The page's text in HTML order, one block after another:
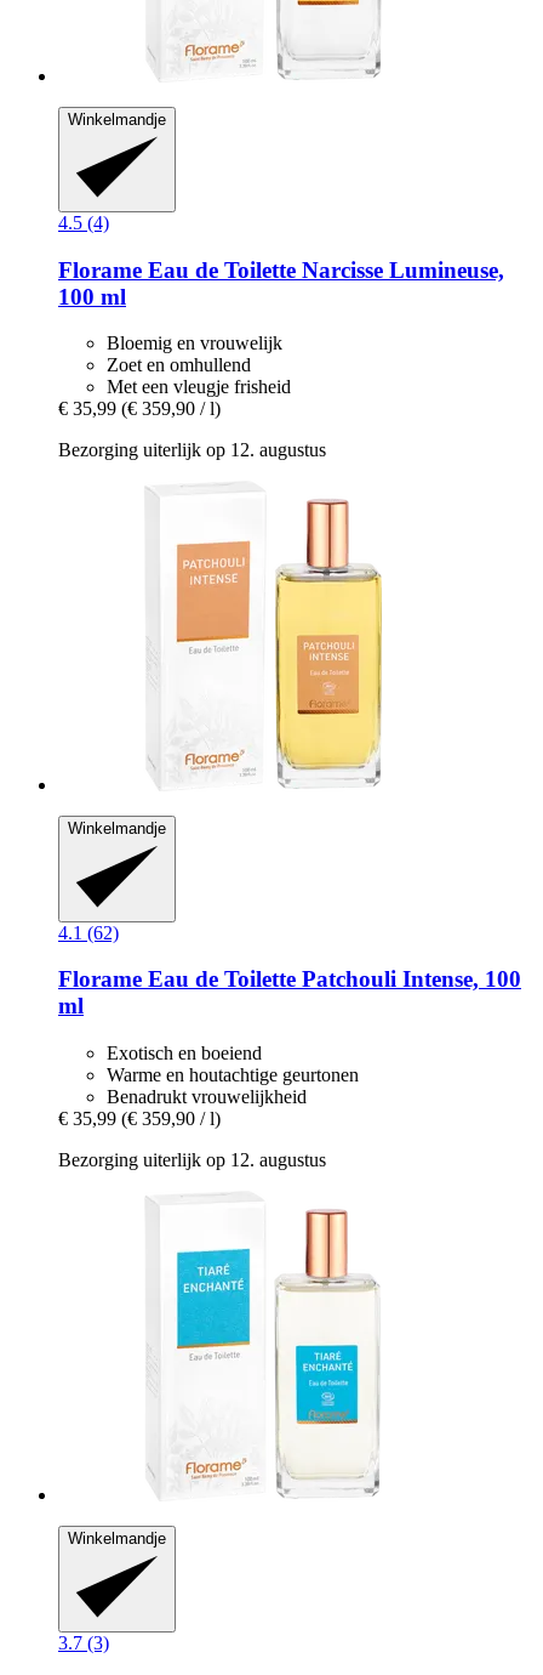
Winkelmandje
4.5 (4)
Florame Eau de Toilette Narcisse Lumineuse,
100 ml
Bloemig en vrouwelijk
Zoet en omhullend
Met een vleugje frisheid
€ 35,99 (€ 359,90 / l)
Bezorging uiterlijk op 12. augustus
Winkelmandje
4.1 (62)
Florame Eau de Toilette Patchouli Intense, 100
ml
Exotisch en boeiend
Warme en houtachtige geurtonen
Benadrukt vrouwelijkheid
€ 35,99 (€ 359,90 / l)
Bezorging uiterlijk op 12. augustus
Winkelmandje
3.7 (3)